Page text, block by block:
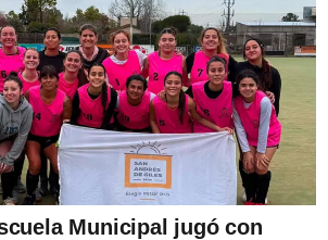
Municipal jugó con